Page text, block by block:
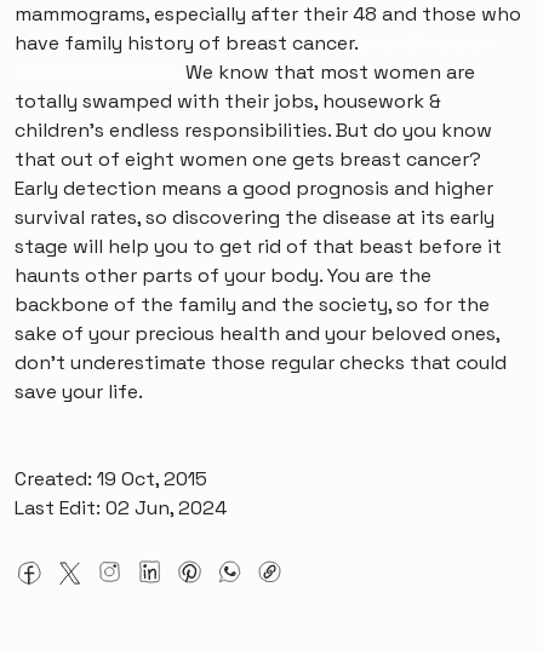
mammograms, especially after their 48 and those who
have family history of breast cancer.
We know that most women are
totally swamped with their jobs, housework &
children's endless responsibilities. But do you know
that out of eight women one gets breast cancer?
Early detection means a good prognosis and higher
survival rates, so discovering the disease at its early
stage will help you to get rid of that beast before it
haunts other parts of your body. You are the
backbone of the family and the society, so for the
sake of your precious health and your beloved ones,
don't underestimate those regular checks that could
save your life.
Created: 19 Oct, 2015
Last Edit: 02 Jun, 2024